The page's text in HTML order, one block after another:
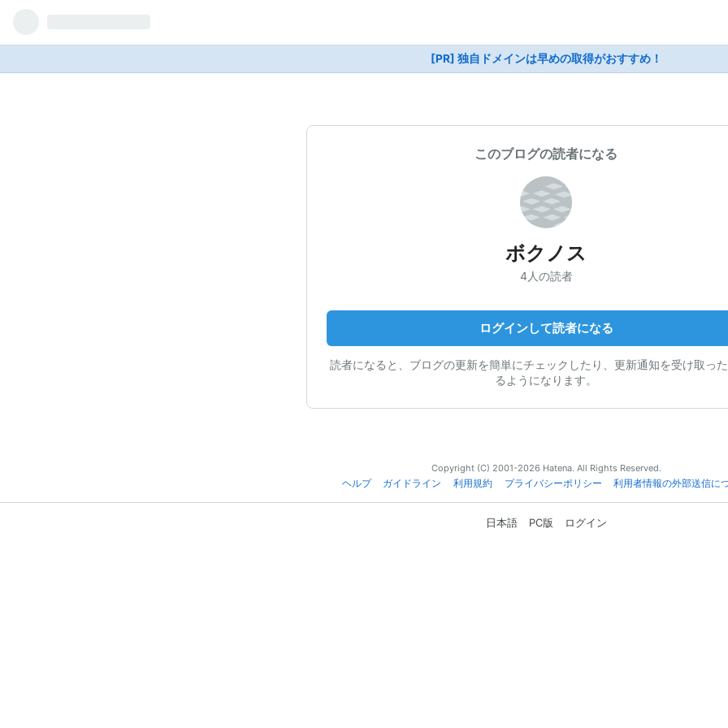
[PR] 独自ドメインは早めの取得がおすすめ！
このブログの読者になる
ボクノス
4人の読者
ログインして読者になる
読者になると、ブログの更新を簡単にチェックしたり、更新通知を受け取っ
るようになります。
Copyright (C) 2001-2026 Hatena. All Rights Reserved.
ヘルプ
ガイドライン 利用規約 プライバシーポリシー 利用者情報の外部送信に
日本語 PC版 ログイン